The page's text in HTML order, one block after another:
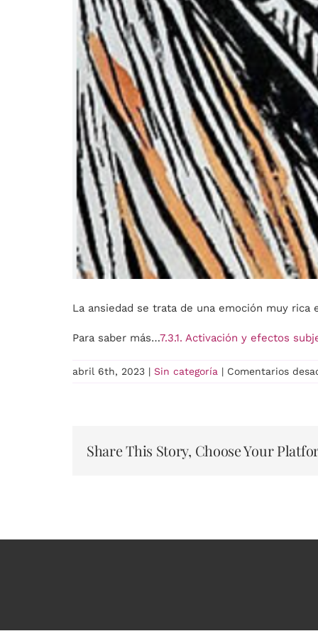
La ansiedad se trata de una emoción muy
Para saber más…7.3.1. Activación y efectos
abril 6th, 2023 | Sin categoría | Comentarios
Share This Story, Choose Your